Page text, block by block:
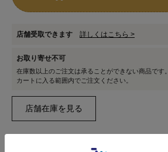
店舗受取できます 詳しくはこちら >
お取り寄せ不可
在庫数以上のご注文は承ることができない商品です。
カートに入る範囲内でご注文ください。